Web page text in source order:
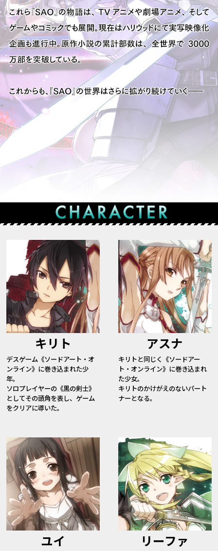
キリト
デスゲーム《ソードアート・オ
ンライン》に巻き込まれた少
年。
ソロプレイヤーの《黒の剣士》
としてその頭角を表し、ゲーム
をクリアに導いた。
アスナ
キリトと同じく《ソードアー
ト・オンライン》に巻き込まれ
た少女。
キリトのかけがえのないパート
ナーとなる。
ユイ リーファ